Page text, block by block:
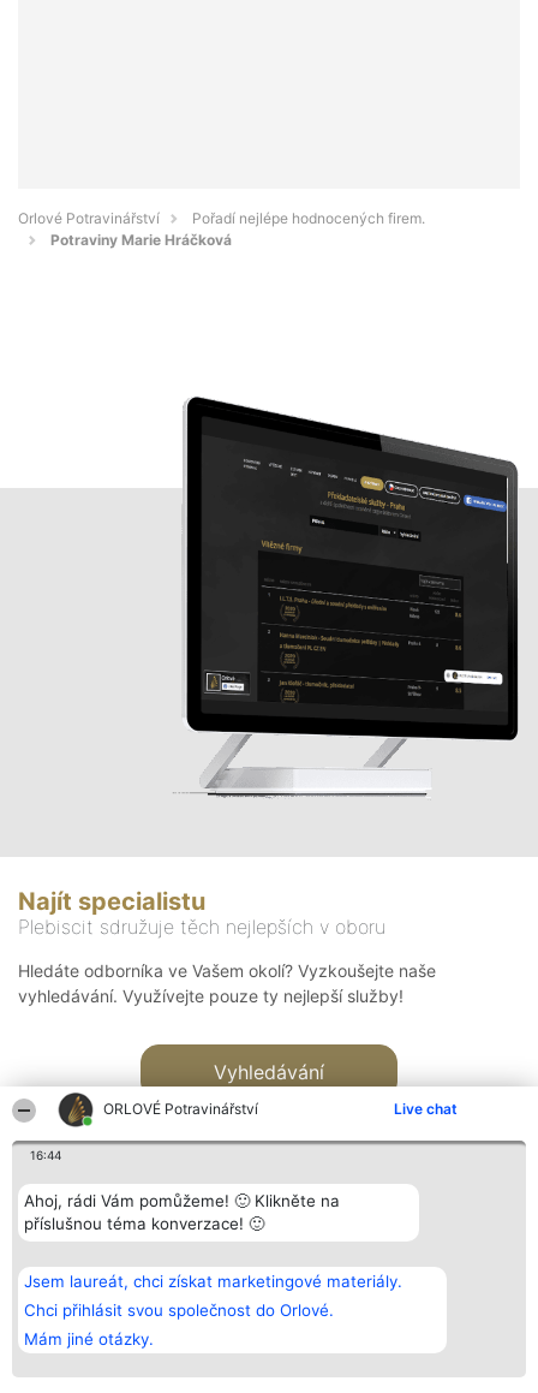
ORLOVÉ Potravinářství Live chat
16:44
Ahoj, rádi Vám pomůžeme! 🙂 Klikněte na
příslušnou téma konverzace! 🙂
Jsem laureát, chci získat marketingové materiály.
Chci přihlásit svou společnost do Orlové.
Mám jiné otázky.
Orlové Potravinářství
Pořadí nejlépe hodnocených firem.
Potraviny Marie Hráčková
Najít specialistu
Plebiscit sdružuje těch nejlepších v oboru
Hledáte odborníka ve Vašem okolí? Vyzkoušejte naše
vyhledávání. Využívejte pouze ty nejlepší služby!
Vyhledávání
Bright Side Solutions sp. z o.
o. sp. k.
ul. Ruska 22
Wrocław 50-079
KRS 0000749100 | Regon
381313360 | NIP 8943132676
Vítězové
Seznam všech
laureátů
Zásady
Zásady
Kontakt